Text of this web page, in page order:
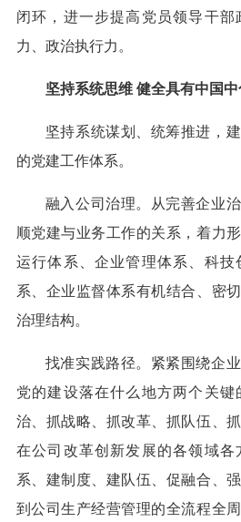
闭环，进一步提高党员领导干
力、政治执行力。
坚持系统思维 健全具有中国
坚持系统谋划、统筹推进，
的党建工作体系。
融入公司治理。从完善企业
顺党建与业务工作的关系，着力
运行体系、企业管理体系、科
系、企业监督体系有机结合、密
治理结构。
找准实践路径。紧紧围绕企
党的建设落在什么地方两个关键
治、抓战略、抓改革、抓队伍、
在公司改革创新发展的各领域
系、建制度、建队伍、促融合、
到公司生产经营管理的全流程全